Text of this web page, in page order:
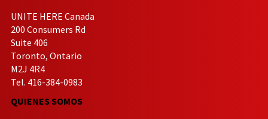
UNITE HERE Canada
200 Consumers Rd
Suite 406
Toronto, Ontario
M2J 4R4
Tel. 416-384-0983
QUIENES SOMOS